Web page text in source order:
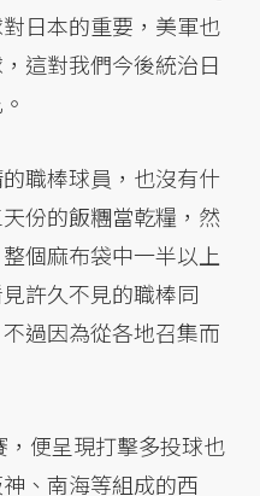
日本的重要，美軍也
這對我們今後統治日
職棒球員，也沒有什
份的飯糰當乾糧，然
個麻布袋中一半以上
許久不見的職棒同
過因為從各地召集而
便呈現打擊多投球也
、南海等組成的西